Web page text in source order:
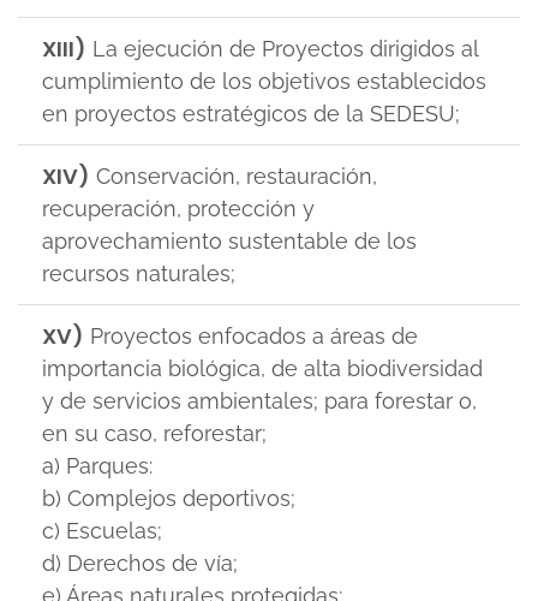
XIII) La ejecución de Proyectos dirigidos al
cumplimiento de los objetivos establecidos
en proyectos estratégicos de la SEDESU;
XIV) Conservación, restauración,
recuperación, protección y
aprovechamiento sustentable de los
recursos naturales;
XV) Proyectos enfocados a áreas de
importancia biológica, de alta biodiversidad
y de servicios ambientales; para forestar o,
en su caso, reforestar;
a) Parques:
b) Complejos deportivos;
c) Escuelas;
d) Derechos de vía;
e) Áreas naturales protegidas;